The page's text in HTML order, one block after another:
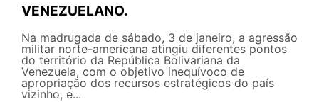
VENEZUELANO.
Na madrugada de sábado, 3 de janeiro, a agressão
militar norte-americana atingiu diferentes pontos
do território da República Bolivariana da
Venezuela, com o objetivo inequívoco de
apropriação dos recursos estratégicos do país
vizinho, e...